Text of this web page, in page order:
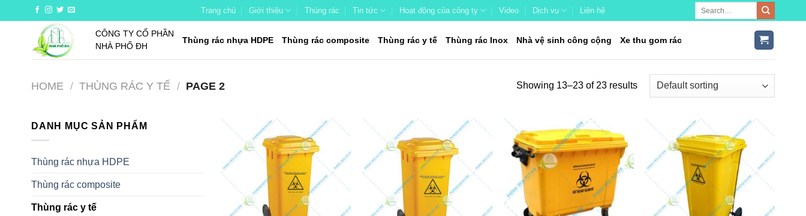
to
Trang chủ Giới thiệu Thùng rác Tin tức Hoạt động của công ty Video Dịch vụ Liên hệ
CÔNG TY CỔ PHẦN
NHÀ PHỐ ĐH
Thùng rác nhựa HDPE Thùng rác composite Thùng rác y tế Thùng rác Inox Nhà vệ sinh công cộng Xe thu gom rác
HOME / THÙNG RÁC Y TẾ / PAGE 2 Showing 13–23 of 23 results
DANH MỤC SẢN PHẨM
Thùng rác nhựa HDPE
Thùng rác composite
Thùng rác y tế